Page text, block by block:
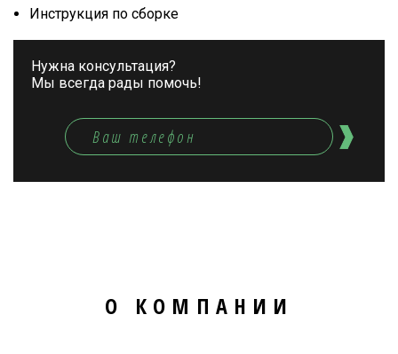
Инструкция по сборке
Нужна консультация?
Мы всегда рады помочь!
О КОМПАНИИ